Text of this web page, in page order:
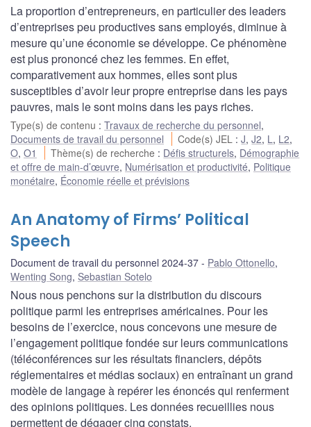
La proportion d’entrepreneurs, en particulier des leaders
d’entreprises peu productives sans employés, diminue à
mesure qu’une économie se développe. Ce phénomène
est plus prononcé chez les femmes. En effet,
comparativement aux hommes, elles sont plus
susceptibles d’avoir leur propre entreprise dans les pays
pauvres, mais le sont moins dans les pays riches.
Type(s) de contenu : Travaux de recherche du personnel,
Documents de travail du personnel
Code(s) JEL :J,J2, L , L2,
O, O1 Thème(s) de recherche : Défis structurels, Démographie
et offre de main-d’œuvre, Numérisation et productivité, Politique
monétaire, Économie réelle et prévisions
An Anatomy of Firms’ Political
Speech
Document de travail du personnel 2024-37 Pablo Ottonello,
Wenting Song, Sebastian Sotelo
Nous nous penchons sur la distribution du discours
politique parmi les entreprises américaines. Pour les
besoins de l’exercice, nous concevons une mesure de
l’engagement politique fondée sur leurs communications
(téléconférences sur les résultats financiers, dépôts
réglementaires et médias sociaux) en entraînant un grand
modèle de langage à repérer les énoncés qui renferment
des opinions politiques. Les données recueillies nous
permettent de dégager cinq constats.